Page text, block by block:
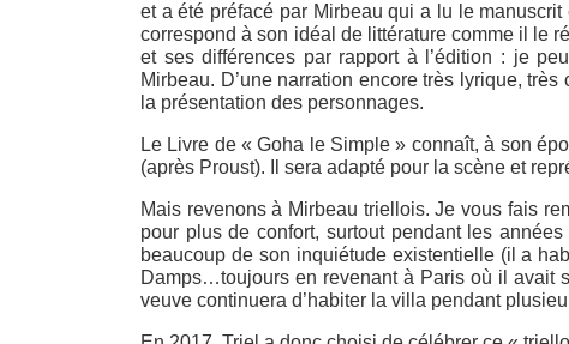
et a été préfacé par Mirbeau qui a lu le
correspond à son idéal de littérature comme il le
et ses différences par rapport à l’édition : je
Mirbeau. D’une narration encore très lyrique,
la présentation des personnages.
Le Livre de « Goha le Simple » connaît, à son
(après Proust). Il sera adapté pour la scène et
Mais revenons à Mirbeau triellois. Je vous fais
pour plus de confort, surtout pendant les
beaucoup de son inquiétude existentielle (il a
Damps…toujours en revenant à Paris où il avait
veuve continuera d’habiter la villa pendant